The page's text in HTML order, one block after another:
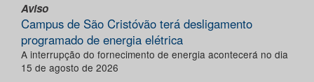
Aviso
Campus de São Cristóvão terá desligamento
programado de energia elétrica
A interrupção do fornecimento de energia acontecerá no dia
15 de agosto de 2026